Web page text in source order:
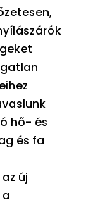
hő- és
és fa
az új